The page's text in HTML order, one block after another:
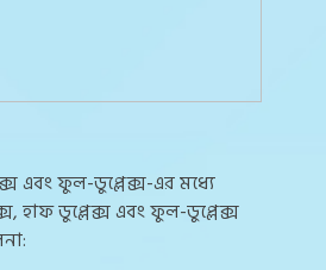
এবং ফুল-ডুপ্লেক্স-এর মধ্যে
হাফ ডুপ্লেক্স এবং ফুল-ডুপ্লেক্স